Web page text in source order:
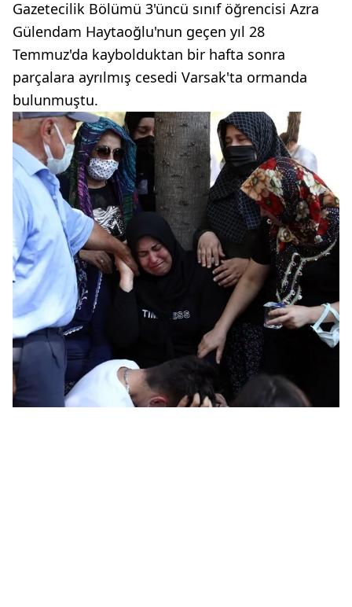
Gazetecilik Bölümü 3'üncü sınıf öğrencisi Azra
Gülendam Haytaoğlu'nun geçen yıl 28
Temmuz'da kaybolduktan bir hafta sonra
parçalara ayrılmış cesedi Varsak'ta ormanda
bulunmuştu.